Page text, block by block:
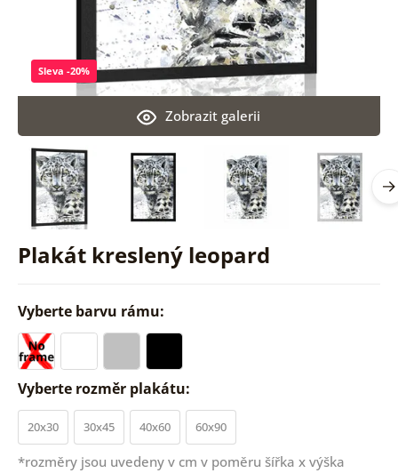
Plakát kreslený leopard
Zobrazit galerii
Sleva -20%
Vyberte barvu rámu:
Vyberte rozměr plakátu:
20x30 30x45 40x60 60x90
*rozměry jsou uvedeny v cm v poměru šířka x výška